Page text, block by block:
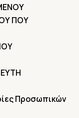
ΠΟΥ
Προσωπικών